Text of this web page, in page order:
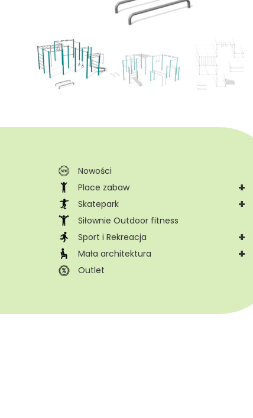
Nowości
+
Place zabaw
+
Skatepark
Siłownie Outdoor fitness
+
Sport i Rekreacja
+
Mała architektura
Outlet